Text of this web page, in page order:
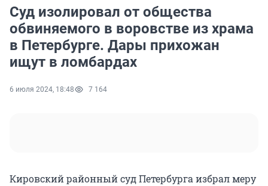
Суд изолировал от общества
обвиняемого в воровстве из храма
в Петербурге. Дары прихожан
ищут в ломбардах
6 июля 2024, 18:48 7 164
Кировский районный суд Петербурга избрал меру